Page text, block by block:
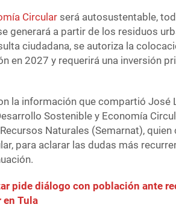
Circular será autosustentable,
generará a partir de los residuos
ciudadana, se autoriza la
en 2027 y requerirá una inversión
la información que compartió José
Sostenible y Economía
Naturales (Semarnat),
para aclarar las dudas más
pide diálogo con población ante
en Tula